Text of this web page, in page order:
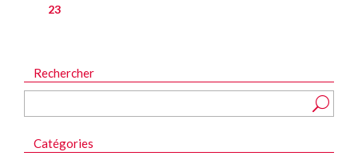
23
Rechercher
Catégories